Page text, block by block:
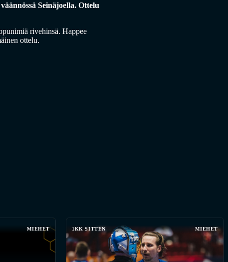
Seinäjoella. Ottelu
rivehinsä. Happee
ottelu.
MIEHET 1KK SITTEN MIEHET